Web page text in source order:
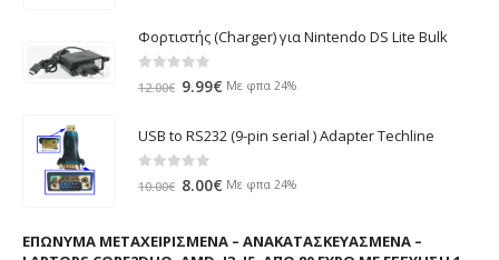
was:
15.00€.
τιμή
είναι:
Φορτιστής (Charger) για Nintendo DS Lite Bulk
out of 5
12.00€ Original
was:
12.00€.
9.99€ Η
τιμή
είναι:
Με φπα 24%
USB to RS232 (9-pin serial ) Adapter Techline
out of 5
10.00€ Original
10.00€.
8.00€ Η
είναι:
Με φπα 24%
ΕΠΏΝΥΜΑ ΜΕΤΑΧΕΙΡΙΣΜΈΝΑ – ΑΝΑΚΑΤΑΣΚΕΥΑΣΜΈΝΑ –